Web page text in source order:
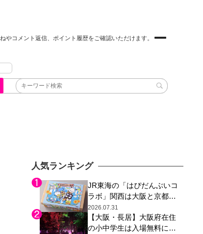
やコメント返信、ポイント履歴をご確認いただけます。
人気ランキング
JR東海の「はぴだんぶいコ
ラボ」関西は大阪と京都の
み、日焼けしたポチャッコ
らサンリオキャラが描かれ
た駅弁やグッズが登場
2026.07.31
【大阪・長居】大阪府在住
の小中学生は入場無料に、